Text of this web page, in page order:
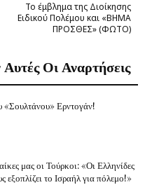
Το έμβλημα της Διοίκησης
Ειδικού Πολέμου και «ΒΗΜΑ
ΠΡΟΣΘΕΣ» (ΦΩΤΟ)
Οι Αναρτήσεις
«Σουλτάνου» Ερντογάν!
μας οι Τούρκοι: «Οι Ελληνίδες
εξοπλίζει το Ισραήλ για πόλεμο!»